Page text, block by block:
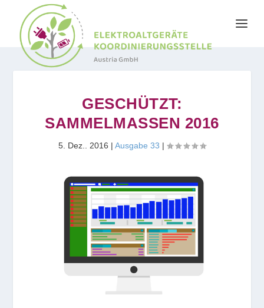
GESCHÜTZT:
SAMMELMASSEN 2016
5. Dez.. 2016 | Ausgabe 33 |